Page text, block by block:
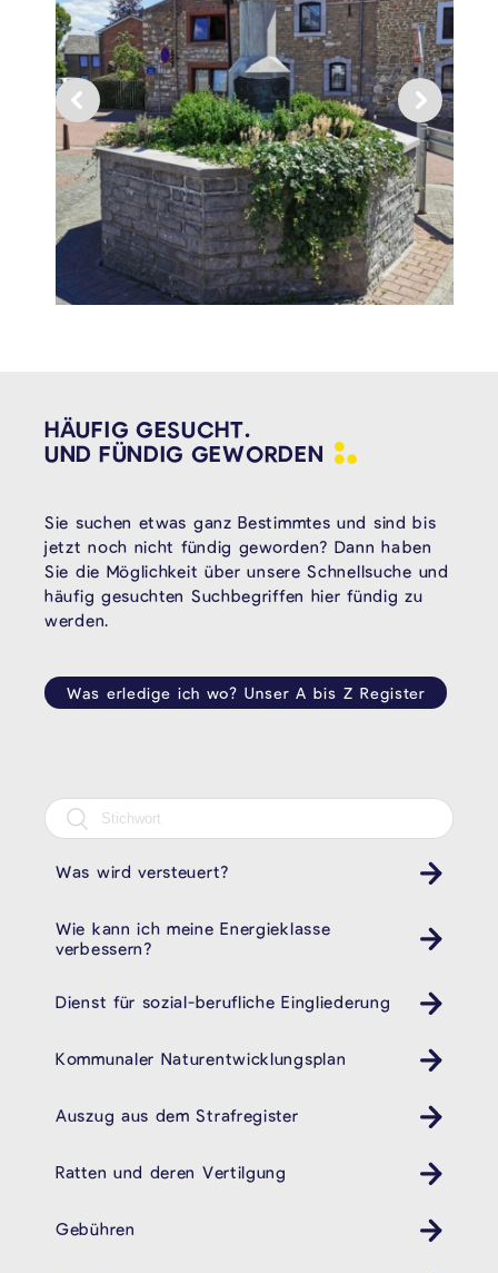
HÄUFIG GESUCHT.
UND FÜNDIG GEWORDEN
Sie suchen etwas ganz Bestimmtes und sind bis
jetzt noch nicht fündig geworden? Dann haben
Sie die Möglichkeit über unsere Schnellsuche und
häufig gesuchten Suchbegriffen hier fündig zu
werden.
Was erledige ich wo? Unser A bis Z Register
Was wird versteuert?
Wie kann ich meine Energieklasse
verbessern?
Dienst für sozial-berufliche Eingliederung
cpas öhsz dsbe
Kommunaler Naturentwicklungsplan
Auszug aus dem Strafregister
Ratten und deren Vertilgung
Gebühren